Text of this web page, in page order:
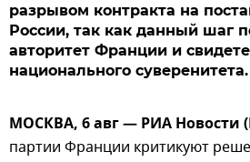
разрывом контракта на
России, так как данный шаг
авторитет Франции и
национального суверенитета.
МОСКВА, 6 авг — РИА Новости
партии Франции критикуют